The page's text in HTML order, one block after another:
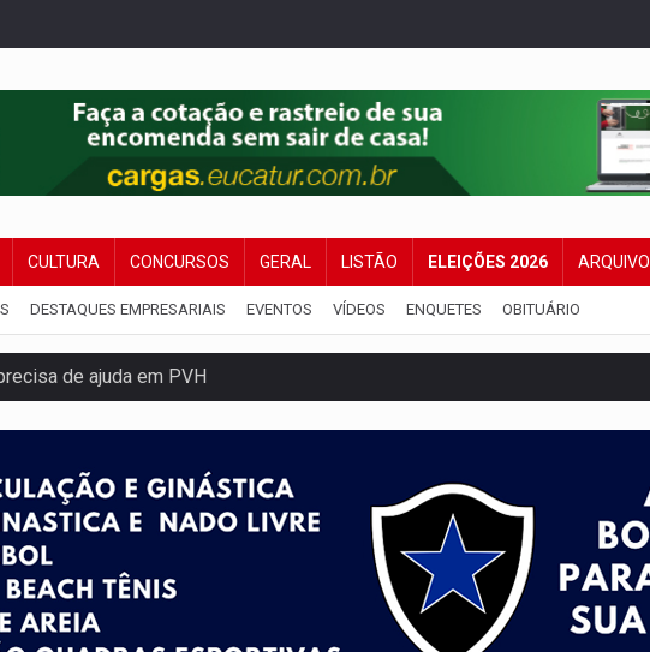
CULTURA CONCURSOS GERAL LISTÃO ELEIÇÕES 2026 ARQUIVO
DESTAQUES EMPRESARIAIS EVENTOS VÍDEOS ENQUETES OBITUÁRIO
de ajuda em PVH
desaparecido em PVH
corpo de rapaz desaparecido
de Rondônia expõem meta negativa e passivos ocultos
independência e apoio à direção nacional
alcançar larga e boa vantagem para deputados